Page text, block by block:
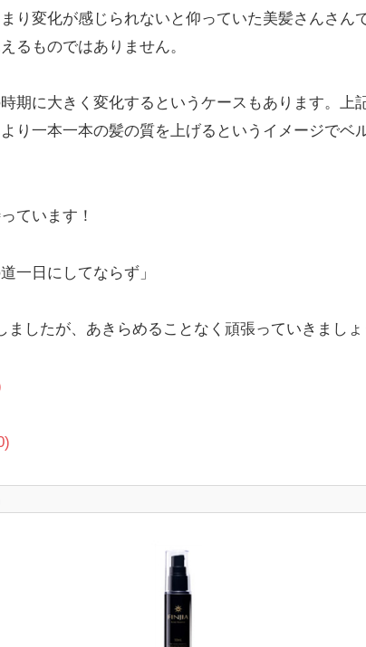
り変化が感じられないと仰っていた美髪さんさん
るものではありません。
期に大きく変化するというケースもあります。上
り一本一本の髪の質を上げるというイメージでベ
ています！
一日にしてならず」
ましたが、あきらめることなく頑張っていきましょ